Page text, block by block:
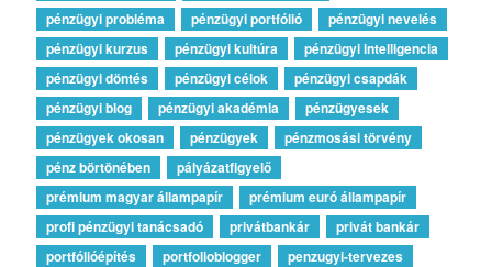
pénzügyi probléma pénzügyi portfólió
pénzügyi nevelés
pénzügyi kurzus
pénzügyi kultúra
pénzügyi intelligencia
pénzügyi döntés
pénzügyi célok
pénzügyi csapdák
pénzügyi blog
pénzügyi akadémia
pénzügyesek
pénzügyek okosan
pénzügyek
pénzmosási törvény
pénz börtönében
pályázatfigyelő
prémium magyar állampapír
prémium euró állampapír
profi pénzügyi tanácsadó
privátbankár
privát bankár
portfólióépítés
portfolioblogger
penzugyi-tervezes